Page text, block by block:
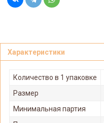
Характеристики
Количество в 1 упаковке
Размер
Минимальная партия